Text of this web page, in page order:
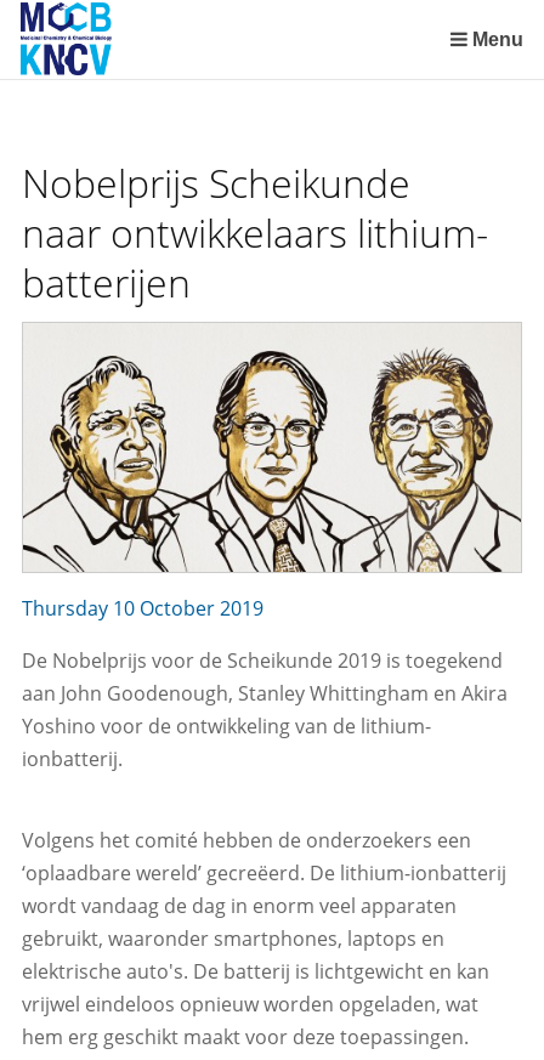
Skip
links
Jump
Jump
the
navigation
Menu
Nobelprijs Scheikunde
naar ontwikkelaars lithium-
batterijen
Thursday 10 October 2019
De Nobelprijs voor de Scheikunde 2019 is toegekend
aan John Goodenough, Stanley Whittingham en Akira
Yoshino voor de ontwikkeling van de lithium-
ionbatterij.
Volgens het comité hebben de onderzoekers een
‘oplaadbare wereld’ gecreëerd. De lithium-ionbatterij
wordt vandaag de dag in enorm veel apparaten
gebruikt, waaronder smartphones, laptops en
elektrische auto's. De batterij is lichtgewicht en kan
vrijwel eindeloos opnieuw worden opgeladen, wat
hem erg geschikt maakt voor deze toepassingen.